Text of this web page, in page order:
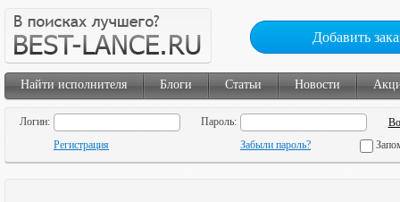
Добавить
Найти исполнителя Блоги Статьи Новости
Логин:
Пароль:
Регистрация
Забыли пароль?